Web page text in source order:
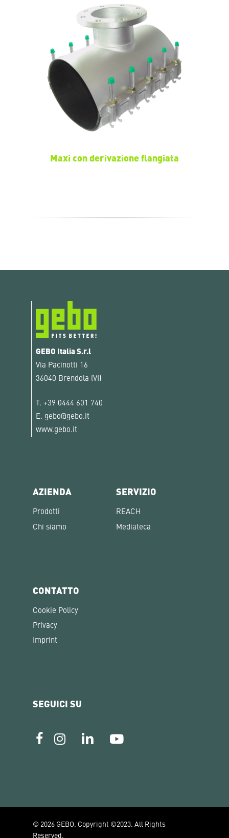
Maxi con derivazione flangiata
GEBO Italia S.r.l
Via Pacinotti 16
36040 Brendola (VI)
T. +39 0444 601 740
E. gebo@gebo.it
www.gebo.it
AZIENDA
Prodotti
Chi siamo
SERVIZIO
REACH
Mediateca
CONTATTO
Cookie Policy
Privacy
Imprint
SEGUICI SU
© 2026 GEBO. Copyright ©2023. All Rights
Reserved.